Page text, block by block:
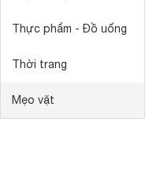
Thực phẩm - Đồ uống
Thời trang
Mẹo vặt